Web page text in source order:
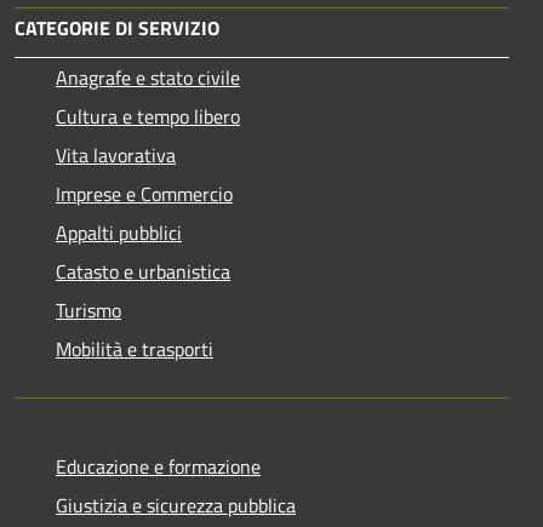
CATEGORIE DI SERVIZIO
Anagrafe e stato civile
Cultura e tempo libero
Vita lavorativa
Imprese e Commercio
Appalti pubblici
Catasto e urbanistica
Turismo
Mobilità e trasporti
Educazione e formazione
Giustizia e sicurezza pubblica